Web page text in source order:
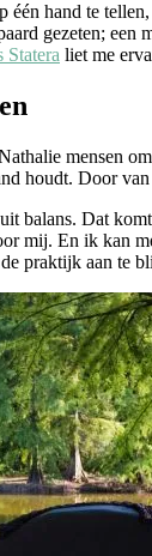
één hand te
gezeten; een
Statera liet me
mensen
houdt. Door
balans. Dat
mij. En ik kan
praktijk aan te